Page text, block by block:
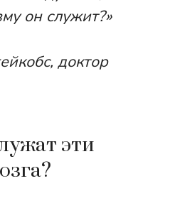
он служит?»
доктор
эти